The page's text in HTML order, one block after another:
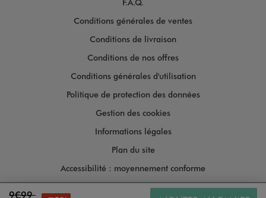
9€99
Conditions générales de ventes
Conditions de livraison
Conditions de nos offres
Conditions générales d'utilisation
Politique de protection des données
Gestion des cookies
Informations légales
Plan du site
Accessibilité : moyennement conforme